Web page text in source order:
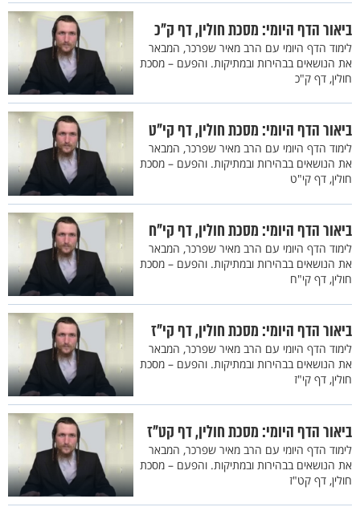
ביאור הדף היומי: מסכת חולין, דף ק"כ
לימוד הדף היומי עם הרב מאיר שפרכר, המבאר
את הנושאים בבהירות ובמתיקות. והפעם – מסכת
חולין, דף ק"כ
ביאור הדף היומי: מסכת חולין, דף קי"ט
לימוד הדף היומי עם הרב מאיר שפרכר, המבאר
את הנושאים בבהירות ובמתיקות. והפעם – מסכת
חולין, דף קי"ט
ביאור הדף היומי: מסכת חולין, דף קי"ח
לימוד הדף היומי עם הרב מאיר שפרכר, המבאר
את הנושאים בבהירות ובמתיקות. והפעם – מסכת
חולין, דף קי"ח
ביאור הדף היומי: מסכת חולין, דף קי"ז
לימוד הדף היומי עם הרב מאיר שפרכר, המבאר
את הנושאים בבהירות ובמתיקות. והפעם – מסכת
חולין, דף קי"ז
ביאור הדף היומי: מסכת חולין, דף קט"ז
לימוד הדף היומי עם הרב מאיר שפרכר, המבאר
את הנושאים בבהירות ובמתיקות. והפעם – מסכת
חולין, דף קט"ז